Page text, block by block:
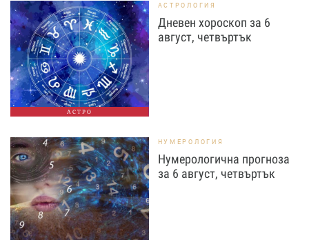
АСТРО
АСТРОЛОГИЯ
Дневен хороскоп за 6
август, четвъртък
НУМЕРОЛОГИЯ
Нумерологична прогноза
за 6 август, четвъртък